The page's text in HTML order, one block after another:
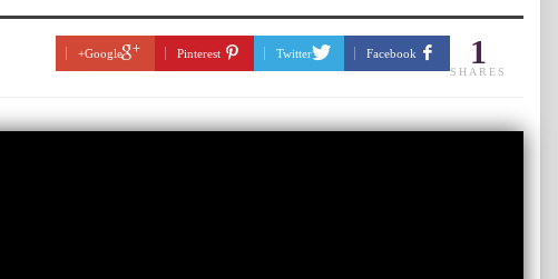
1
SHARES
Facebook
Twitter
Pinterest
Google+